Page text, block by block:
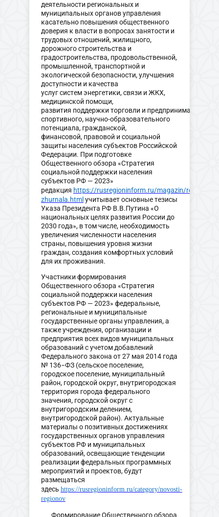
деятельности региональных и
муниципальных органов управления
касательно повышения общественного
доверия к власти в вопросах занятости и
трудовых отношений, жилищного,
дорожного строительства и
градостроительства, продовольственной,
промышленной, транспортной и
экологической безопасности, улучшения
доступности и качества
услуг систем энергетики, связи и ЖКХ,
медицинской помощи,
развития поддержки торговли и
спортивного, научно-образовательного
потенциала, гражданской,
финансовой, правовой и социальной
защиты населения субъектов Российской
Федерации. При подготовке
Общественного обзора «Стратегия
социальной поддержки населения
субъектов РФ — 2023»
редакция https://rusregioninform.ru/magazin/
zhurnala.html учитывает основные тезисы
Указа Президента РФ В.В.Путина «О
национальных целях развития России до
2030 года», в том числе, необходимость
увеличения численности населения
страны, повышения уровня жизни
граждан, создания комфортных условий
для их проживания.
Участники формирования
Общественного обзора «Стратегия
социальной поддержки населения
субъектов РФ — 2023» федеральные,
региональные и муниципальные
государственные органы управления, а
также учреждения, организации и
предприятия всех видов муниципальных
образований с учетом добавлений
Федерального закона от 27 мая 2014 года
№ 136−ФЗ (сельское поселение,
городское поселение, муниципальный
район, городской округ, внутригородская
территория города федерального
значения, городской округ с
внутригородским делением,
внутригородской район). Актуальные
материалы о позитивных достижениях
государственных органов управления
субъектов РФ и муниципальных
образований, освещающие тенденции
реализации федеральных программных
мероприятий и проектов, будут
размещаться
здесь https://rusregioninform.ru/category/novosti-
regionov
Формирование Общественного обзора